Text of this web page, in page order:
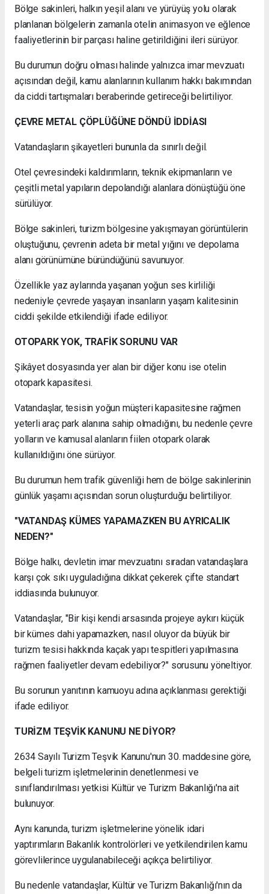
Bölge sakinleri, halkın yeşil alanı ve yürüyüş yolu olarak
planlanan bölgelerin zamanla otelin animasyon ve eğlence
faaliyetlerinin bir parçası haline getirildiğini ileri sürüyor.
Bu durumun doğru olması halinde yalnızca imar mevzuatı
açısından değil, kamu alanlarının kullanım hakkı bakımından
da ciddi tartışmaları beraberinde getireceği belirtiliyor.
ÇEVRE METAL ÇÖPLÜĞÜNE DÖNDÜ İDDİASI
Vatandaşların şikayetleri bununla da sınırlı değil.
Otel çevresindeki kaldırımların, teknik ekipmanların ve
çeşitli metal yapıların depolandığı alanlara dönüştüğü öne
sürülüyor.
Bölge sakinleri, turizm bölgesine yakışmayan görüntülerin
oluştuğunu, çevrenin adeta bir metal yığını ve depolama
alanı görünümüne büründüğünü savunuyor.
Özellikle yaz aylarında yaşanan yoğun ses kirliliği
nedeniyle çevrede yaşayan insanların yaşam kalitesinin
ciddi şekilde etkilendiği ifade ediliyor.
OTOPARK YOK, TRAFİK SORUNU VAR
Şikâyet dosyasında yer alan bir diğer konu ise otelin
otopark kapasitesi.
Vatandaşlar, tesisin yoğun müşteri kapasitesine rağmen
yeterli araç park alanına sahip olmadığını, bu nedenle çevre
yolların ve kamusal alanların fiilen otopark olarak
kullanıldığını öne sürüyor.
Bu durumun hem trafik güvenliği hem de bölge sakinlerinin
günlük yaşamı açısından sorun oluşturduğu belirtiliyor.
"VATANDAŞ KÜMES YAPAMAZKEN BU AYRICALIK
NEDEN?"
Bölge halkı, devletin imar mevzuatını sıradan vatandaşlara
karşı çok sıkı uyguladığına dikkat çekerek çifte standart
iddiasında bulunuyor.
Vatandaşlar, "Bir kişi kendi arsasında projeye aykırı küçük
bir kümes dahi yapamazken, nasıl oluyor da büyük bir
turizm tesisi hakkında kaçak yapı tespitleri yapılmasına
rağmen faaliyetler devam edebiliyor?" sorusunu yöneltiyor.
Bu sorunun yanıtının kamuoyu adına açıklanması gerektiği
ifade ediliyor.
TURİZM TEŞVİK KANUNU NE DİYOR?
2634 Sayılı Turizm Teşvik Kanunu'nun 30. maddesine göre,
belgeli turizm işletmelerinin denetlenmesi ve
sınıflandırılması yetkisi Kültür ve Turizm Bakanlığı'na ait
bulunuyor.
Aynı kanunda, turizm işletmelerine yönelik idari
yaptırımların Bakanlık kontrolörleri ve yetkilendirilen kamu
görevlilerince uygulanabileceği açıkça belirtiliyor.
Bu nedenle vatandaşlar, Kültür ve Turizm Bakanlığı'nın da